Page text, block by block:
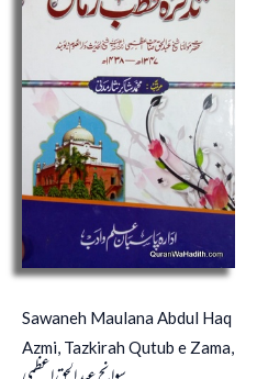
Sawaneh Maulana Abdul Haq
Azmi, Tazkirah Qutub e Zama,